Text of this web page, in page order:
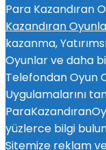
Para Kazandıran
Kazandıran
kazanma,
Oyunlar ve daha
Telefondan Oyun
Uygulamalarını
yüzlerce bilgi
Sitemize reklam